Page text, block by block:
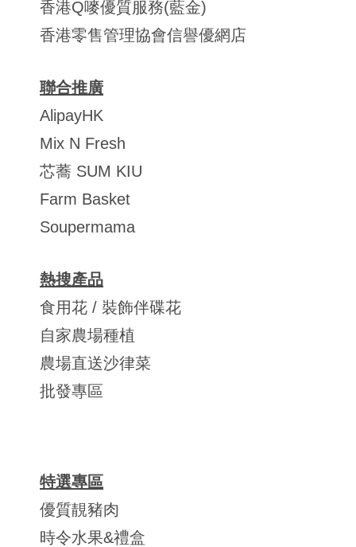
香港Q嘜優質服務(藍金)
香港零售管理協會信譽優網店
聯合推廣
AlipayHK
Mix N Fresh
芯蕎 SUM KIU
Farm Basket
Soupermama
熱搜產品
食用花 / 裝飾伴碟花
自家農場種植
農場直送沙律菜
批發專區
特選專區
優質靚豬肉
時令水果&禮盒